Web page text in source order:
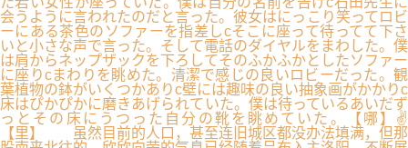
会うように言われたのだと言った。彼女はにっこり笑ってロビ
ーにある茶色のソファーを指差しcそこに座って待ってて下さ
いと小さな声で言った。そして電話のダイヤルをまわした。僕
は肩からネップザックを下ろしてそのふかふかとしたソファー
に座りcまわりを眺めた。清潔で感じの良いロビーだった。観
葉植物の鉢がいくつかありc壁には趣味の良い抽象画がかかりc
床はぴかぴかに磨きあげられていた。僕は待っているあいだず
っとその床にうつった自分の靴を眺めていた。【哪】✌
【里】 虽然目前的人口，甚至连旧城区都没办法填满，但那